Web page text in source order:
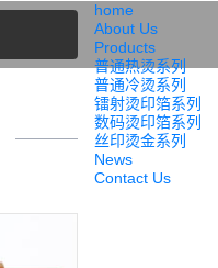
home
About Us
Products
普通热烫系列
普通冷烫系列
镭射烫印箔系列
数码烫印箔系列
丝印烫金系列
News
Contact Us